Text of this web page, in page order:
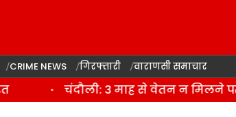
CRIME NEWS गिरफ्तारी वाराणसी समाचार
चंदौली: 3 माह से वेतन न मिलने पर